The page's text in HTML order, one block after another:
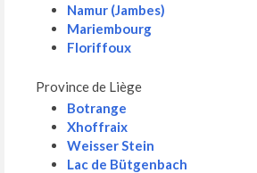
Namur (Jambes)
Mariembourg
Floriffoux
Province de Liège
Botrange
Xhoffraix
Weisser Stein
Lac de Bütgenbach